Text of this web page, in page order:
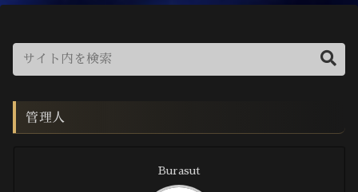
管理人
Burasut